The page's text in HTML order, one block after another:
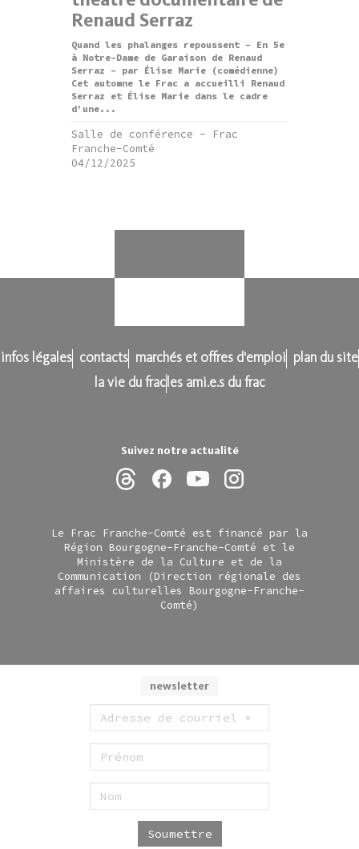
Suivez notre actualité
newsletter
Soumettre
Renaud Serraz
Quand les phalanges repoussent - En 5e
à Notre-Dame de Garaison de Renaud
Serraz - par Élise Marie (comédienne)
Cet automne le Frac a accueilli Renaud
Serraz et Élise Marie dans le cadre
d'une...
Salle de conférence - Frac
Franche-Comté
04/12/2025
infos légales contacts marchés et offres d'emploi
plan du site
la vie du frac les ami.e.s du frac
Le Frac Franche-Comté est financé par la
Région Bourgogne-Franche-Comté et le
Ministère de la Culture et de la
Communication (Direction régionale des
affaires culturelles Bourgogne-Franche-
Comté)